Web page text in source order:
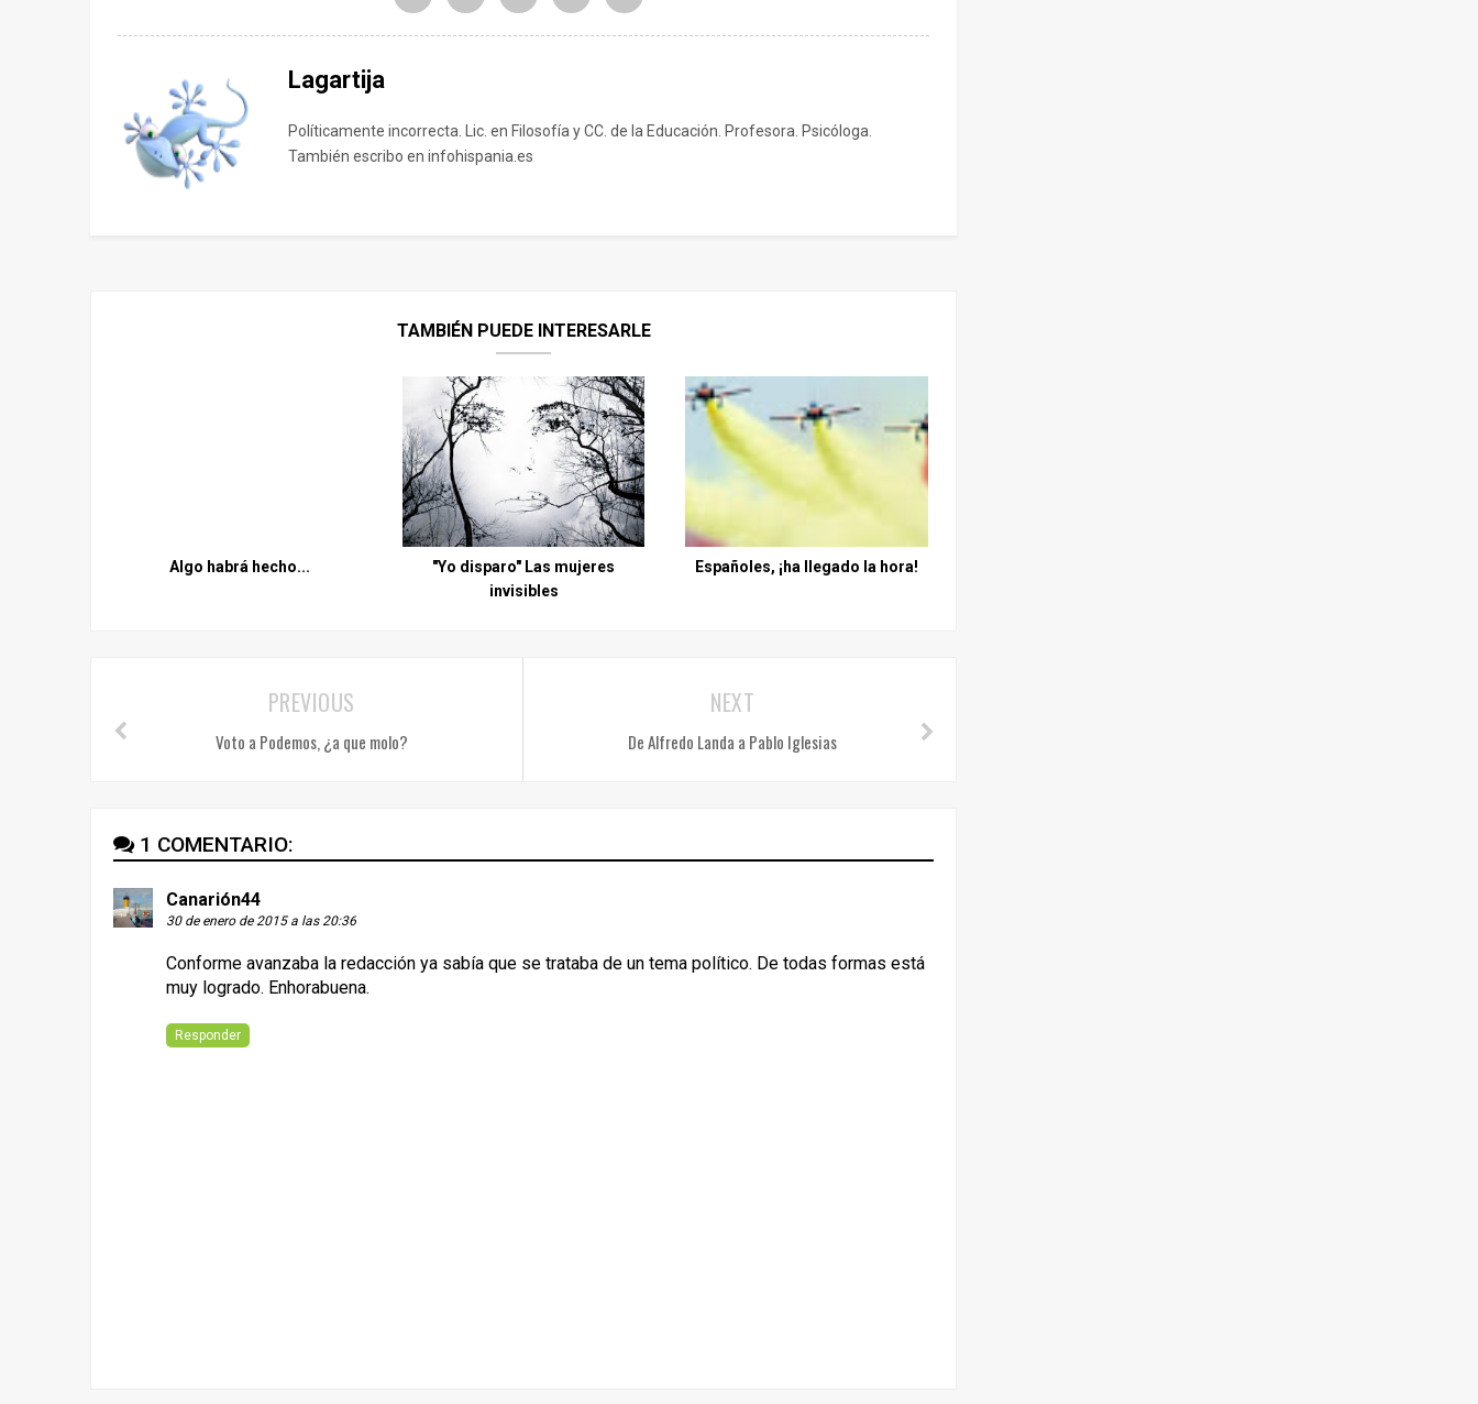
Lagartija
Políticamente incorrecta. Lic. en Filosofía y CC. de la Educación. Profesora. Psicóloga.
También escribo en infohispania.es
TAMBIÉN PUEDE INTERESARLE
Algo habrá hecho...
"Yo disparo" Las mujeres
invisibles
Españoles, ¡ha llegado la hora!
NEXT
De Alfredo Landa a Pablo Iglesias
PREVIOUS
Voto a Podemos, ¿a que molo?
1 COMENTARIO:
Canarión44
30 de enero de 2015 a las 20:36
Conforme avanzaba la redacción ya sabía que se trataba de un tema político. De todas formas está
muy logrado. Enhorabuena.
Responder